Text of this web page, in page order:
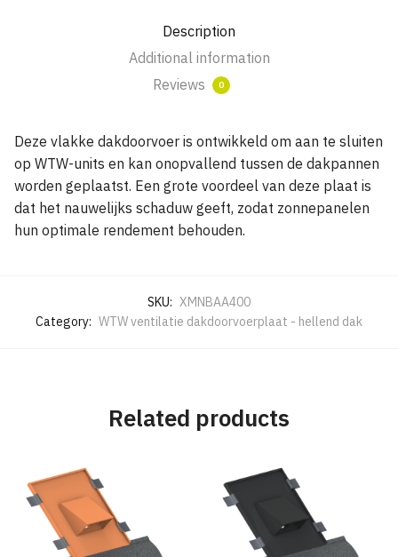
Description
Additional information
Reviews
0
Deze vlakke dakdoorvoer is ontwikkeld om aan te sluiten
op WTW-units en kan onopvallend tussen de dakpannen
worden geplaatst. Een grote voordeel van deze plaat is
dat het nauwelijks schaduw geeft, zodat zonnepanelen
hun optimale rendement behouden.
SKU: XMNBAA400
Category: WTW ventilatie dakdoorvoerplaat - hellend dak
Related products